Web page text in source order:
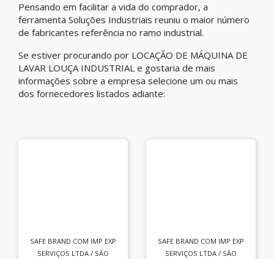
Pensando em facilitar a vida do comprador, a
ferramenta Soluções Industriais reuniu o maior número
de fabricantes referência no ramo industrial.
Se estiver procurando por LOCAÇÃO DE MÁQUINA DE
LAVAR LOUÇA INDUSTRIAL e gostaria de mais
informações sobre a empresa selecione um ou mais
dos fornecedores listados adiante:
SAFE BRAND COM IMP EXP
SERVIÇOS LTDA / SÃO
SAFE BRAND COM IMP EXP
SERVIÇOS LTDA / SÃO